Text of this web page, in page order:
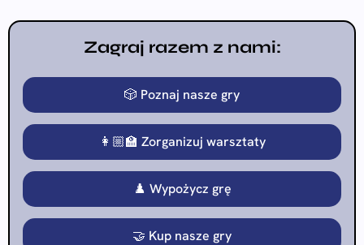
Zagraj razem z nami:
🎲 Poznaj nasze gry
👩🏼‍🏫 Zorganizuj warsztaty
♟️ Wypożycz grę
🤝 Kup nasze gry